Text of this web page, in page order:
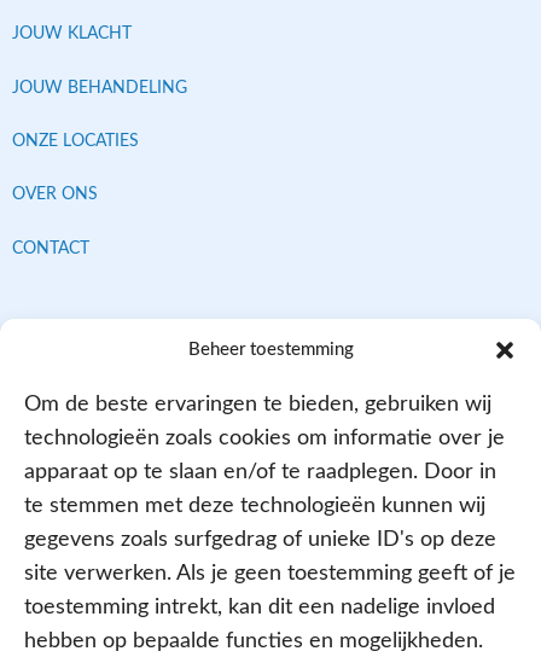
Beheer toestemming
Om de beste ervaringen te bieden, gebruiken wij
technologieën zoals cookies om informatie over je
apparaat op te slaan en/of te raadplegen. Door in
te stemmen met deze technologieën kunnen wij
gegevens zoals surfgedrag of unieke ID's op deze
site verwerken. Als je geen toestemming geeft of je
toestemming intrekt, kan dit een nadelige invloed
hebben op bepaalde functies en mogelijkheden.
JOUW KLACHT
JOUW BEHANDELING
ONZE LOCATIES
OVER ONS
CONTACT
Contracten met alle verzekeraars
Aangesloten bij